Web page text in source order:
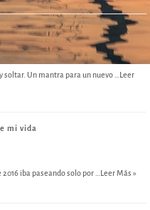
soltar. Un mantra para un nuevo … Leer
mi vida
iba paseando solo por … Leer Más »